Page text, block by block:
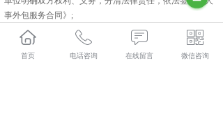
事外包服务合同》;
(6)履行合同、提供服务：严格执行《人事外包服务合同》
之各项约定。
彬县人力资源外包口碑怎么样？彬县劳务派遣哪里好？彬
首页 电话咨询 在线留言 微信咨询